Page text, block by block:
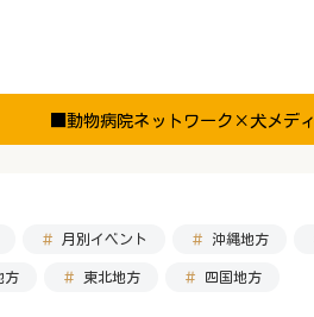
■動物病院ネットワーク×犬メデ
月別イベント 沖縄地方
方 東北地方 四国地方